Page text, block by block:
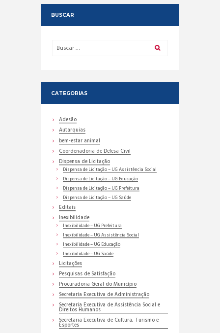
BUSCAR
CATEGORIAS
Adesão
Autarquias
bem-estar animal
Coordenadoria de Defesa Civil
Dispensa de Licitação
Dispensa de Licitação – UG Assistência Social
Dispensa de Licitação – UG Educação
Dispensa de Licitação – UG Prefeitura
Dispensa de Licitação – UG Saúde
Editais
Inexibilidade
Inexibilidade – UG Prefeitura
Inexibilidade – UG Assistência Social
Inexibilidade – UG Educação
Inexibilidade – UG Saúde
Licitações
Pesquisas de Satisfação
Procuradoria Geral do Município
Secretaria Executiva de Administração
Secretaria Executiva de Assistência Social e
Direitos Humanos
Secretaria Executiva de Cultura, Turismo e
Esportes